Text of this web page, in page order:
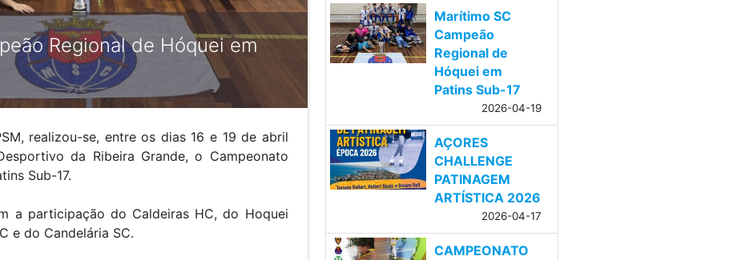
Regional de Hóquei em
realizou-se, entre os dias 16 e 19 de abril
da Ribeira Grande, o Campeonato
Sub-17.
a participação do Caldeiras HC, do Hoquei
e do Candelária SC.
Marítimo SC
Campeão
Regional de
Hóquei em
Patins Sub-17
2026-04-19
AÇORES
CHALLENGE
PATINAGEM
ARTÍSTICA 2026
2026-04-17
CAMPEONATO